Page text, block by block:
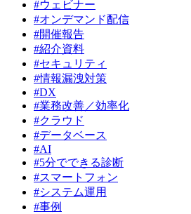
#ウェビナー
#オンデマンド配信
#開催報告
#紹介資料
#セキュリティ
#情報漏洩対策
#DX
#業務改善／効率化
#クラウド
#データベース
#AI
#5分でできる診断
#スマートフォン
#システム運用
#事例